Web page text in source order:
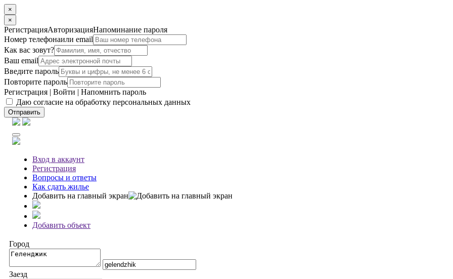
×
×
РегистрацияАвторизацияНапоминание пароля
Номер телефонаили email
Как вас зовут?
Ваш email
Введите пароль
Повторите пароль
Регистрация | Войти | Напомнить пароль
Даю согласие на обработку персональных данных
Отправить
Вход в аккаунт
Регистрация
Вопросы и ответы
Как сдать жилье
Добавить на главный экран
Добавить объект
Город
Заезд